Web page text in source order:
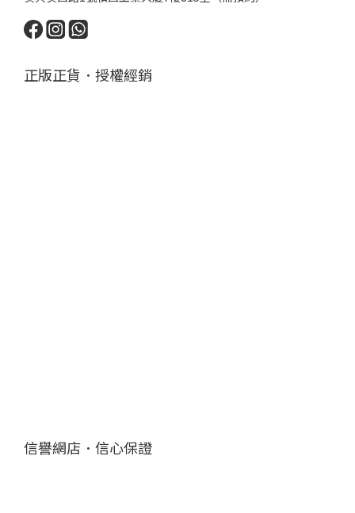
正版正貨．授權經銷
信譽網店．信心保證